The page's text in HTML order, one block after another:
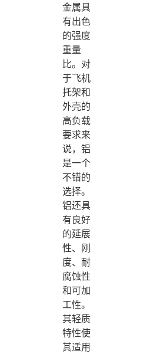
金属具
有出色
的强度
重量
比。对
于飞机
托架和
外壳的
高负载
要求来
说，铝
是一个
不错的
选择。
铝还具
有良好
的延展
性、刚
度、耐
腐蚀性
和可加
工性。
其轻质
特性使
其适用